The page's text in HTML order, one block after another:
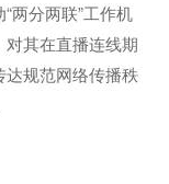
两分两联”工作机
其在直播连线期
达规范网络传播秩